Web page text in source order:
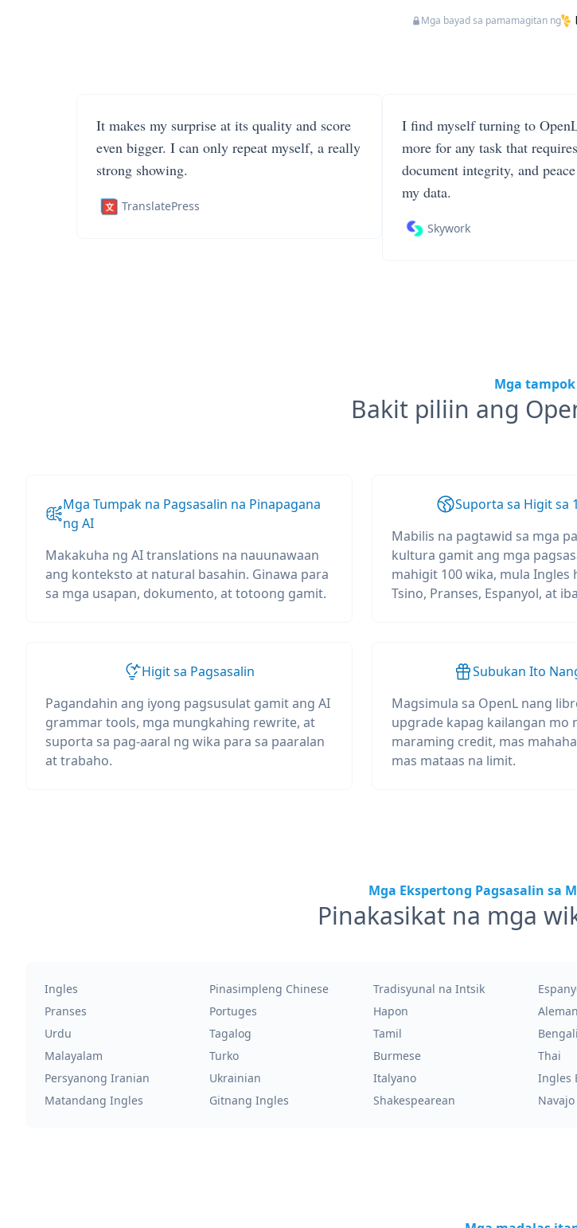
Mga bayad sa pamamagitan ng
It makes my surprise at its quality and score
even bigger. I can only repeat myself, a really
strong showing.
TranslatePress
I find myself turning to
more for any task that
document integrity, and
my data.
Skywork
Mga tampok
Bakit piliin ang
Mga Tumpak na Pagsasalin na Pinapagana
ng AI
Makakuha ng AI translations na nauunawaan
ang konteksto at natural basahin. Ginawa para
sa mga usapan, dokumento, at totoong gamit.
Suporta sa Higit sa
Mabilis na pagtawid sa mga
kultura gamit ang mga
mahigit 100 wika, mula Ingles
Tsino, Pranses, Espanyol, at
Higit sa Pagsasalin
Pagandahin ang iyong pagsusulat gamit ang AI
grammar tools, mga mungkahing rewrite, at
suporta sa pag-aaral ng wika para sa paaralan
at trabaho.
Subukan Ito
Magsimula sa OpenL nang
upgrade kapag kailangan mo
maraming credit, mas
mas mataas na limit.
Mga Ekspertong Pagsasalin sa
Pinakasikat na mga
Ingles Pinasimpleng Chinese Tradisyunal na Intsik
Pranses
Portuges Hapon Aleman
Urdu
Tagalog Tamil Bengali
Malayalam
Turko Burmese Thai
Persyanong Iranian
Ukrainian Italyano Ingles
Matandang Ingles
Gitnang Ingles Shakespearean Navajo